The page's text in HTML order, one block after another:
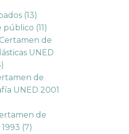
(13)
público (11)
de
UNED
de
UNED 2001
de
(7)